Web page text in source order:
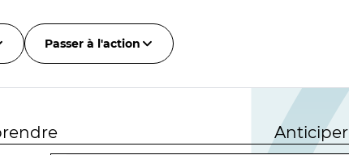
Passer à l'action
Anticiper